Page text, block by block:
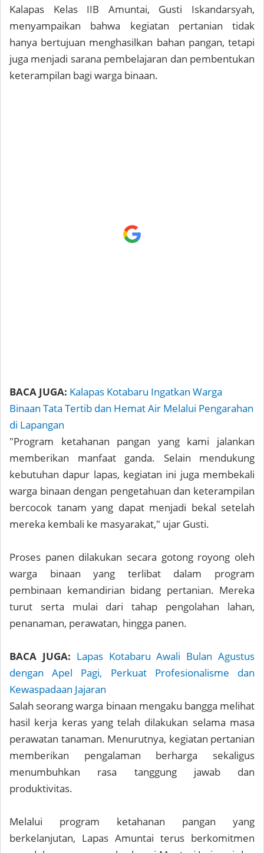
Kalapas Kelas IIB Amuntai, Gusti Iskandarsyah,
menyampaikan bahwa kegiatan pertanian tidak
hanya bertujuan menghasilkan bahan pangan, tetapi
juga menjadi sarana pembelajaran dan pembentukan
keterampilan bagi warga binaan.
BACA JUGA: Kalapas Kotabaru Ingatkan Warga
Binaan Tata Tertib dan Hemat Air Melalui Pengarahan
di Lapangan
"Program ketahanan pangan yang kami jalankan
memberikan manfaat ganda. Selain mendukung
kebutuhan dapur lapas, kegiatan ini juga membekali
warga binaan dengan pengetahuan dan keterampilan
bercocok tanam yang dapat menjadi bekal setelah
mereka kembali ke masyarakat," ujar Gusti.
Proses panen dilakukan secara gotong royong oleh
warga binaan yang terlibat dalam program
pembinaan kemandirian bidang pertanian. Mereka
turut serta mulai dari tahap pengolahan lahan,
penanaman, perawatan, hingga panen.
BACA JUGA: Lapas Kotabaru Awali Bulan Agustus
dengan Apel Pagi, Perkuat Profesionalisme dan
Kewaspadaan Jajaran
Salah seorang warga binaan mengaku bangga melihat
hasil kerja keras yang telah dilakukan selama masa
perawatan tanaman. Menurutnya, kegiatan pertanian
memberikan pengalaman berharga sekaligus
menumbuhkan rasa tanggung jawab dan
produktivitas.
Melalui program ketahanan pangan yang
berkelanjutan, Lapas Amuntai terus berkomitmen